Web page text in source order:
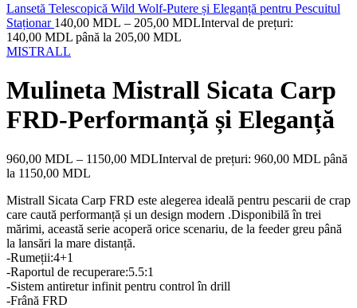
Lansetă Telescopică Wild Wolf-Putere și Eleganță pentru Pescuitul
Staționar 140,00 MDL – 205,00 MDLInterval de prețuri:
140,00 MDL până la 205,00 MDL
MISTRALL
Mulineta Mistrall Sicata Carp
FRD-Performanță și Eleganță
960,00 MDL – 1150,00 MDLInterval de prețuri: 960,00 MDL până
la 1150,00 MDL
Mistrall Sicata Carp FRD este alegerea ideală pentru pescarii de crap
care caută performanță și un design modern .Disponibilă în trei
mărimi, această serie acoperă orice scenariu, de la feeder greu până
la lansări la mare distanță.
-Rumeții:4+1
-Raportul de recuperare:5.5:1
-Sistem antiretur infinit pentru control în drill
-Frână FRD